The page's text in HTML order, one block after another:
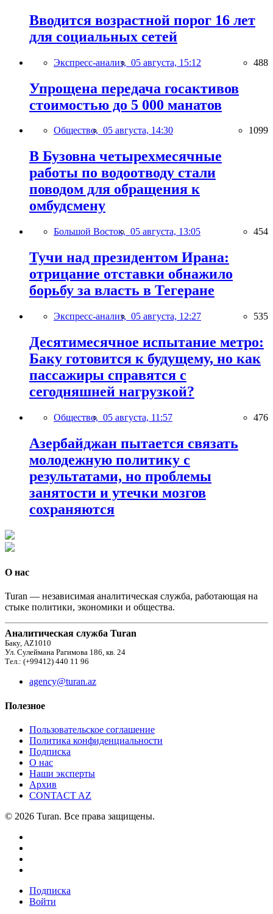
Вводится возрастной порог 16 лет
для социальных сетей
Экспресс-анализ, 05 августа, 15:12 488
Упрощена передача госактивов
стоимостью до 5 000 манатов
Общество, 05 августа, 14:30 1099
В Бузовна четырехмесячные
работы по водоотводу стали
поводом для обращения к
омбудсмену
Большой Восток, 05 августа, 13:05 454
Тучи над президентом Ирана:
отрицание отставки обнажило
борьбу за власть в Тегеране
Экспресс-анализ, 05 августа, 12:27 535
Десятимесячное испытание метро:
Баку готовится к будущему, но как
пассажиры справятся с
сегодняшней нагрузкой?
Общество, 05 августа, 11:57 476
Азербайджан пытается связать
молодежную политику с
результатами, но проблемы
занятости и утечки мозгов
сохраняются
О нас
Turan — независимая аналитическая служба, работающая на
стыке политики, экономики и общества.
Аналитическая служба Turan
Баку, AZ1010
Ул. Сулеймана Рагимова 186, кв. 24
Тел.: (+99412) 440 11 96
agency@turan.az
Полезное
Пользовательское соглашение
Политика конфиденциальности
Подписка
О нас
Наши эксперты
Архив
CONTACT AZ
© 2026 Turan. Все права защищены.
Подписка
Войти